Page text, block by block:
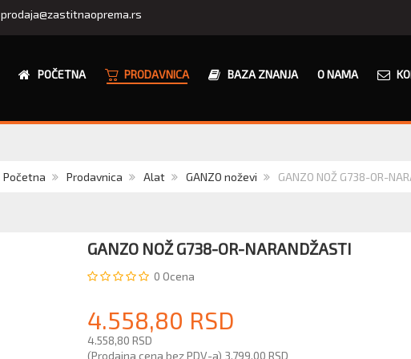
prodaja@zastitnaoprema.rs
POČETNA PRODAVNICA BAZA ZNANJA O NAMA
Početna Prodavnica Alat GANZO noževi GANZO NOŽ G738-OR-
GANZO NOŽ G738-OR-NARANDŽASTI
0 Ocena
4.558,80 RSD
4.558,80 RSD
(Prodajna cena bez PDV-a) 3.799,00 RSD